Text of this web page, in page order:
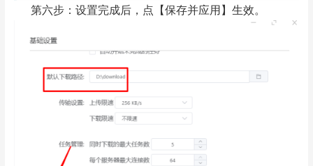
第六步：设置完成后，点【保存并应用】生效。